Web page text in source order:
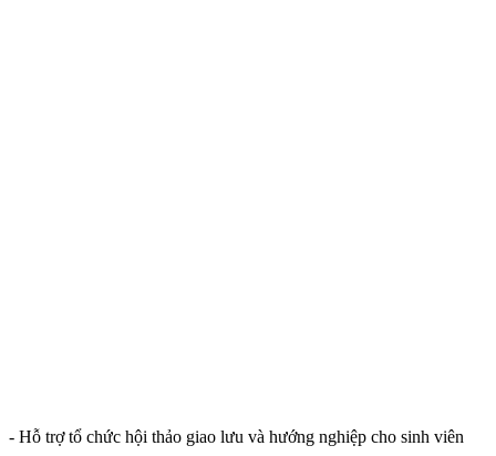
- Hỗ trợ tổ chức hội thảo giao lưu và hướng nghiệp cho sinh viên